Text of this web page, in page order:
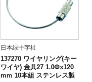
日本緑十字社
137270 ワイヤリング(キー
ワイヤ) 金具27 1.0Φx120
mm 10本組 ステンレス製